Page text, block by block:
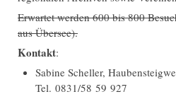
Erwartet werden 600 bis 800
aus Übersee).
Kontakt:
Sabine Scheller,
Tel. 0831/58 59 927